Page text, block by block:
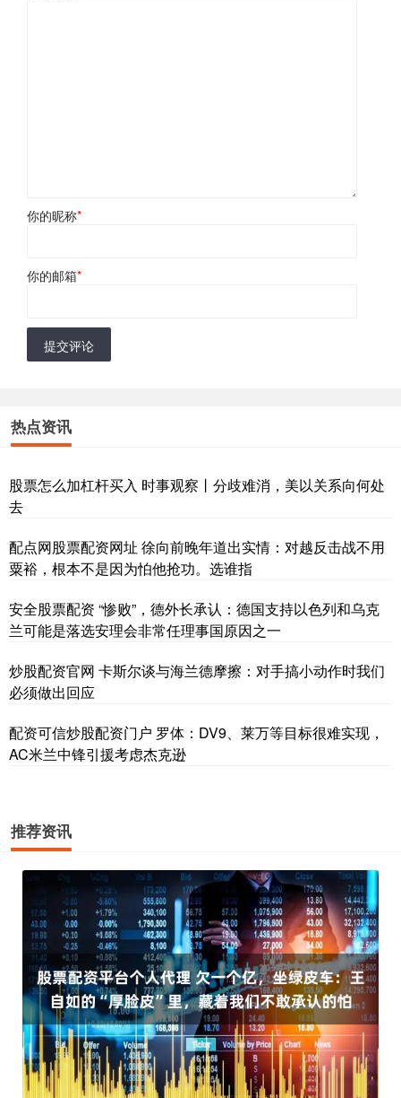
你的昵称*
你的邮箱*
提交评论
热点资讯
股票怎么加杠杆买入 时事观察丨分歧难消，美以关系向何处
去
配点网股票配资网址 徐向前晚年道出实情：对越反击战不用
粟裕，根本不是因为怕他抢功。选谁指
安全股票配资 “惨败”，德外长承认：德国支持以色列和乌克
兰可能是落选安理会非常任理事国原因之一
炒股配资官网 卡斯尔谈与海兰德摩擦：对手搞小动作时我们
必须做出回应
配资可信炒股配资门户 罗体：DV9、莱万等目标很难实现，
AC米兰中锋引援考虑杰克逊
推荐资讯